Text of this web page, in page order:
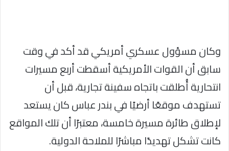
وكان مسؤول عسكري أمريكي قد أكد في وقت
سابق أن القوات الأمريكية أسقطت أربع مسيرات
انتحارية أُطلقت باتجاه سفينة تجارية، قبل أن
تستهدف موقعًا أرضيًا في بندر عباس كان يستعد
لإطلاق طائرة مسيرة خامسة، معتبرًا أن تلك المواقع
كانت تشكل تهديدًا مباشرًا للملاحة الدولية.